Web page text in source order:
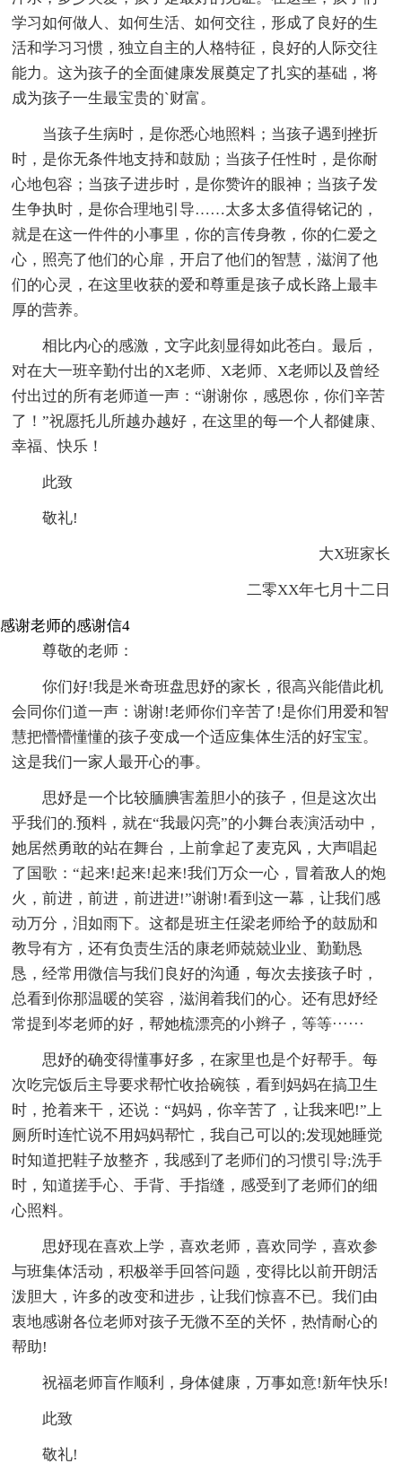
学习如何做人、如何生活、如何交往，形成了良好的生
活和学习习惯，独立自主的人格特征，良好的人际交往
能力。这为孩子的全面健康发展奠定了扎实的基础，将
成为孩子一生最宝贵的`财富。
当孩子生病时，是你悉心地照料；当孩子遇到挫折
时，是你无条件地支持和鼓励；当孩子任性时，是你耐
心地包容；当孩子进步时，是你赞许的眼神；当孩子发
生争执时，是你合理地引导……太多太多值得铭记的，
就是在这一件件的小事里，你的言传身教，你的仁爱之
心，照亮了他们的心扉，开启了他们的智慧，滋润了他
们的心灵，在这里收获的爱和尊重是孩子成长路上最丰
厚的营养。
相比内心的感激，文字此刻显得如此苍白。最后，
对在大一班辛勤付出的X老师、X老师、X老师以及曾经
付出过的所有老师道一声：“谢谢你，感恩你，你们辛苦
了！”祝愿托儿所越办越好，在这里的每一个人都健康、
幸福、快乐！
此致
敬礼!
大X班家长
二零XX年七月十二日
感谢老师的感谢信4
尊敬的老师：
你们好!我是米奇班盘思妤的家长，很高兴能借此机
会同你们道一声：谢谢!老师你们辛苦了!是你们用爱和智
慧把懵懵懂懂的孩子变成一个适应集体生活的好宝宝。
这是我们一家人最开心的事。
思妤是一个比较腼腆害羞胆小的孩子，但是这次出
乎我们的.预料，就在“我最闪亮”的小舞台表演活动中，
她居然勇敢的站在舞台，上前拿起了麦克风，大声唱起
了国歌：“起来!起来!起来!我们万众一心，冒着敌人的炮
火，前进，前进，前进进!”谢谢!看到这一幕，让我们感
动万分，泪如雨下。这都是班主任梁老师给予的鼓励和
教导有方，还有负责生活的康老师兢兢业业、勤勤恳
恳，经常用微信与我们良好的沟通，每次去接孩子时，
总看到你那温暖的笑容，滋润着我们的心。还有思妤经
常提到岑老师的好，帮她梳漂亮的小辫子，等等······
思妤的确变得懂事好多，在家里也是个好帮手。每
次吃完饭后主导要求帮忙收拾碗筷，看到妈妈在搞卫生
时，抢着来干，还说：“妈妈，你辛苦了，让我来吧!”上
厕所时连忙说不用妈妈帮忙，我自己可以的;发现她睡觉
时知道把鞋子放整齐，我感到了老师们的习惯引导;洗手
时，知道搓手心、手背、手指缝，感受到了老师们的细
心照料。
思妤现在喜欢上学，喜欢老师，喜欢同学，喜欢参
与班集体活动，积极举手回答问题，变得比以前开朗活
泼胆大，许多的改变和进步，让我们惊喜不已。我们由
衷地感谢各位老师对孩子无微不至的关怀，热情耐心的
帮助!
祝福老师盲作顺利，身体健康，万事如意!新年快乐!
此致
敬礼!